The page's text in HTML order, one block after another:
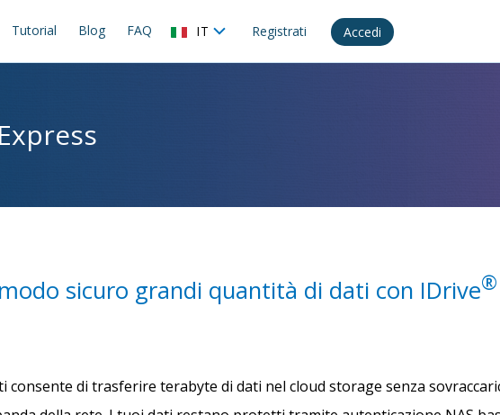
Tutorial Blog FAQ IT Registrati Accedi
sicuro grandi quantità di dati con IDrive®
consente di trasferire terabyte di dati nel cloud storage senza